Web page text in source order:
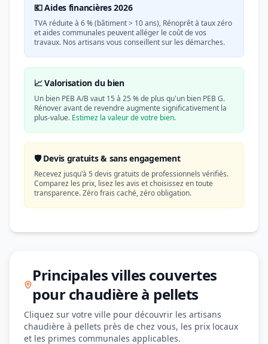
💶 Aides financières 2026
TVA réduite à 6 % (bâtiment > 10 ans), Rénoprêt à taux zéro
et aides communales peuvent alléger le coût de vos
travaux. Nos artisans vous conseillent sur les démarches.
📈 Valorisation du bien
Un bien PEB A/B vaut 15 à 25 % de plus qu'un bien PEB G.
Rénover avant de revendre augmente significativement la
plus-value. Estimez la valeur de votre bien.
🛡️ Devis gratuits & sans engagement
Recevez jusqu'à 5 devis gratuits de professionnels vérifiés.
Comparez les prix, lisez les avis et choisissez en toute
transparence. Zéro frais caché, zéro obligation.
Principales villes couvertes
pour chaudière à pellets
Cliquez sur votre ville pour découvrir les artisans
chaudière à pellets près de chez vous, les prix locaux
et les primes communales applicables.